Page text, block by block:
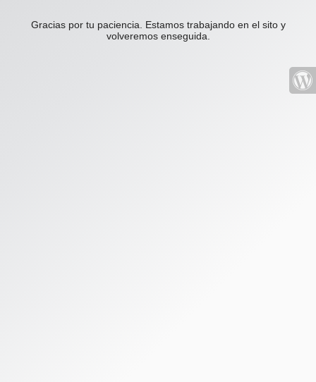
Gracias por tu paciencia. Estamos trabajando en el sito y
volveremos enseguida.